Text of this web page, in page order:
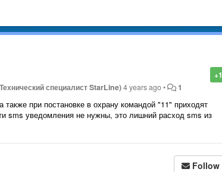
+1
специалист StarLine)4 years ago• 1
при постановке в охрану командой "11" приходят
sms уведомления не нужны, это лишний расход sms из
Follow